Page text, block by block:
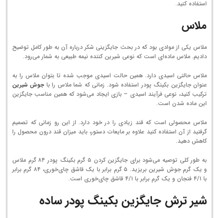
استفاده کنید.
ملاس
ملاس یکی از موادی بود که در بحث جایگزینی شکر درباره آن به طور کامل توضیح
دادیم. ملاس ماده‌‌ای است که نوعی شیرین کننده نیمه طبیعی به شمار می‌رود.
ملاس حالتی اسیدی دارد. همین حالت اسیدی موجب شده تا بتوان ملاس را به
عنوان جایگزین بکینگ پودر استفاده شود. زمانی که شما ملاس را باجوش شیرین
ترکیب کنید، نوعی فرآیند اسیدی – بازی ایجاد می‌شود که همین مناسب جایگزین
این ماده شدن است.
ملاس محصولی است که قند زیادی را در خود دارد. از این رو زمانی که تصمیم
گرفتید از آن استفاده کنید علاوه بر مایعات دستور، باید میزان قند درون محصول را
کاهش دهید.
به طور کلی توصیه می‌شود برای جایگزین کردن ۵ گرم بکینگ پودر ۸۴ گرم ملاس
و یک گرم جوش شیرین بریزید. ۵ گرم برابر با یک قاشق چای‌خوری، ۸۴ گرم برابر
با ۴/۱ فنجان و یک گرم برابر با ۴/۱ قاشق چای‌خوری است.
شیر ترش جایگزین بکینگ پودر ساده